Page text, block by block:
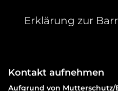
Erklärung zur
Kontakt aufnehmen
Aufgrund von Mutterschutz/